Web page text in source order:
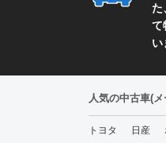
た
て
い
人気の中古車(
トヨタ 日産